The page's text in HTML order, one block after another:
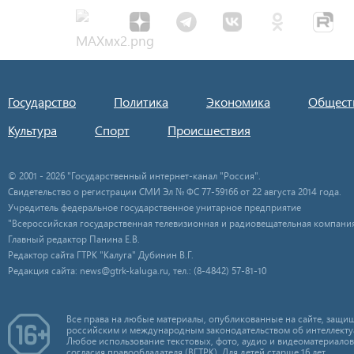
Государство Политика Экономика
Культура
Спорт Происшествия
© 2001 - 2026 "Государственный интернет-канал "Россия".
Свидетельство о регистрации СМИ Эл № ФС 77-59166 от 22 августа 2014 года.
Учредитель федеральное государственное унитарное предприятие
"Всероссийская государственная телевизионная и радиовещательная
Главный редактор Панина Е.В.
Редактор сайта ГТРК "Калуга" Дубинин В.Г.
Редакция сайта: news@gtrk-kaluga.ru, тел.: (8-4842) 57-81-10
Все права на любые материалы, опубликованные на сайте,
российским и международным законодательством об
Любое использование текстовых, фото, аудио и